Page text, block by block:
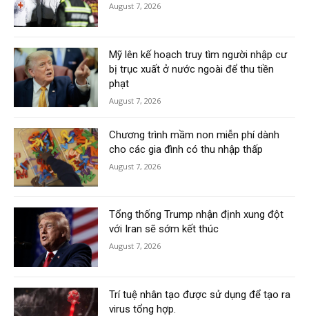
August 7, 2026
Mỹ lên kế hoạch truy tìm người nhập cư
bị trục xuất ở nước ngoài để thu tiền
phạt
August 7, 2026
Chương trình mầm non miễn phí dành
cho các gia đình có thu nhập thấp
August 7, 2026
Tổng thống Trump nhận định xung đột
với Iran sẽ sớm kết thúc
August 7, 2026
Trí tuệ nhân tạo được sử dụng để tạo ra
virus tổng hợp.